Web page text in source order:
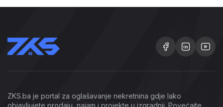
ZKS.ba je portal za oglašavanje nekretnina gdje lako
objavljujete prodaju, najam i projekte u izgradnji. Povećajte